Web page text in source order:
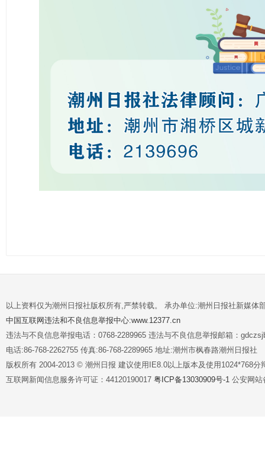
以上资料仅为潮州日报社版权所有,严禁转载。 承办单位:潮州日报社新媒体
中国互联网违法和不良信息举报中心:www.12377.cn
违法与不良信息举报电话：0768-2289965 违法与不良信息举报邮箱：
电话:86-768-2262755 传真:86-768-2289965 地址:潮州市枫春路潮州日报社
版权所有 2004-2013 © 潮州日报 建议使用IE8.0以上版本及使用1024*768分
互联网新闻信息服务许可证：44120190017 粤ICP备13030909号-1 公安网站